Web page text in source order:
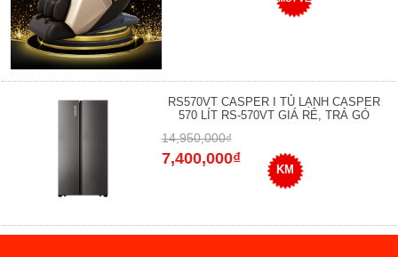
RS570VT CASPER I TỦ LẠNH CASPER
570 LÍT RS-570VT GIÁ RẺ, TRẢ GÓ
14,950,000₫
7,400,000₫
KM